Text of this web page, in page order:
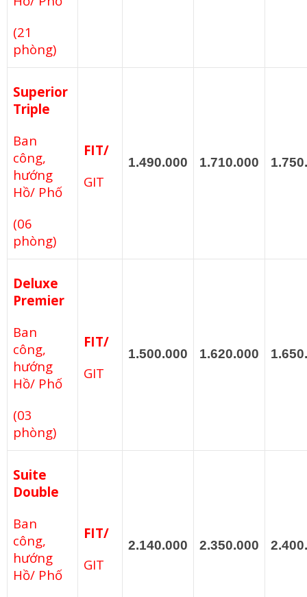
(21
phòng)
Superior
Triple
Ban
công,
hướng
Hồ/ Phố
(06
phòng)
FIT/
GIT
1.490.000 1.710.000
Deluxe
Premier
Ban
công,
hướng
Hồ/ Phố
(03
phòng)
FIT/
GIT
1.500.000 1.620.000
Suite
Double
Ban
công,
hướng
Hồ/ Phố
FIT/
GIT
2.140.000 2.350.000